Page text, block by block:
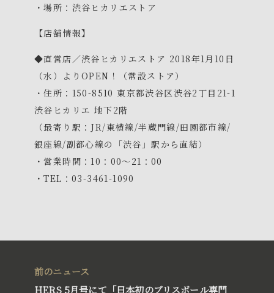
BLISS BALL®
ブリスボール
AUSSIE CAKE™
オージーケーキ
・場所：渋谷ヒカリエストア
【店舗情報】
◆直営店／渋谷ヒカリエストア 2018年1月10日
（水）よりOPEN！（常設ストア）
・住所：150-8510 東京都渋谷区渋谷2丁目21-1
渋谷ヒカリエ 地下2階
（最寄り駅：JR/東横線/半蔵門線/田園都市線/
銀座線/副都心線の「渋谷」駅から直結）
・営業時間：10：00～21：00
・TEL：03-3461-1090
前のニュース
HERS 5月号にて「日本初のブリスボール専門